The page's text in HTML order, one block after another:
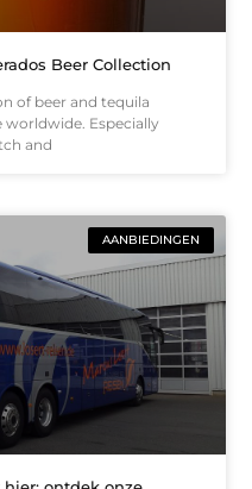
Beer Collection
of beer and tequila
worldwide. Especially
and
AANBIEDINGEN